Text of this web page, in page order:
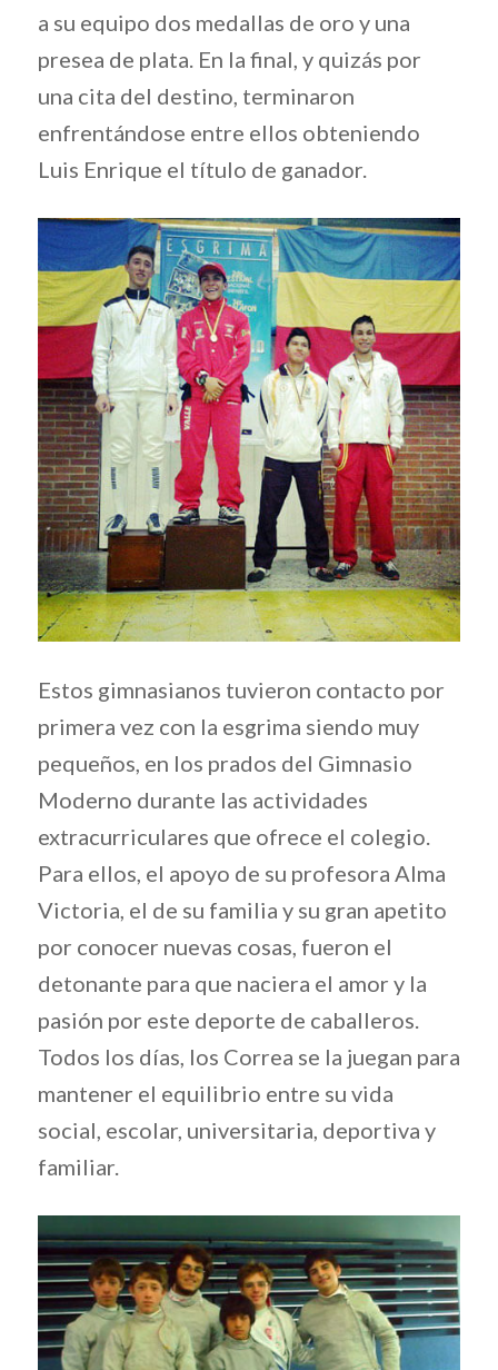
a su equipo dos medallas de oro y una
presea de plata. En la final, y quizás por
una cita del destino, terminaron
enfrentándose entre ellos obteniendo
Luis Enrique el título de ganador.
Estos gimnasianos tuvieron contacto por
primera vez con la esgrima siendo muy
pequeños, en los prados del Gimnasio
Moderno durante las actividades
extracurriculares que ofrece el colegio.
Para ellos, el apoyo de su profesora Alma
Victoria, el de su familia y su gran apetito
por conocer nuevas cosas, fueron el
detonante para que naciera el amor y la
pasión por este deporte de caballeros.
Todos los días, los Correa se la juegan para
mantener el equilibrio entre su vida
social, escolar, universitaria, deportiva y
familiar.